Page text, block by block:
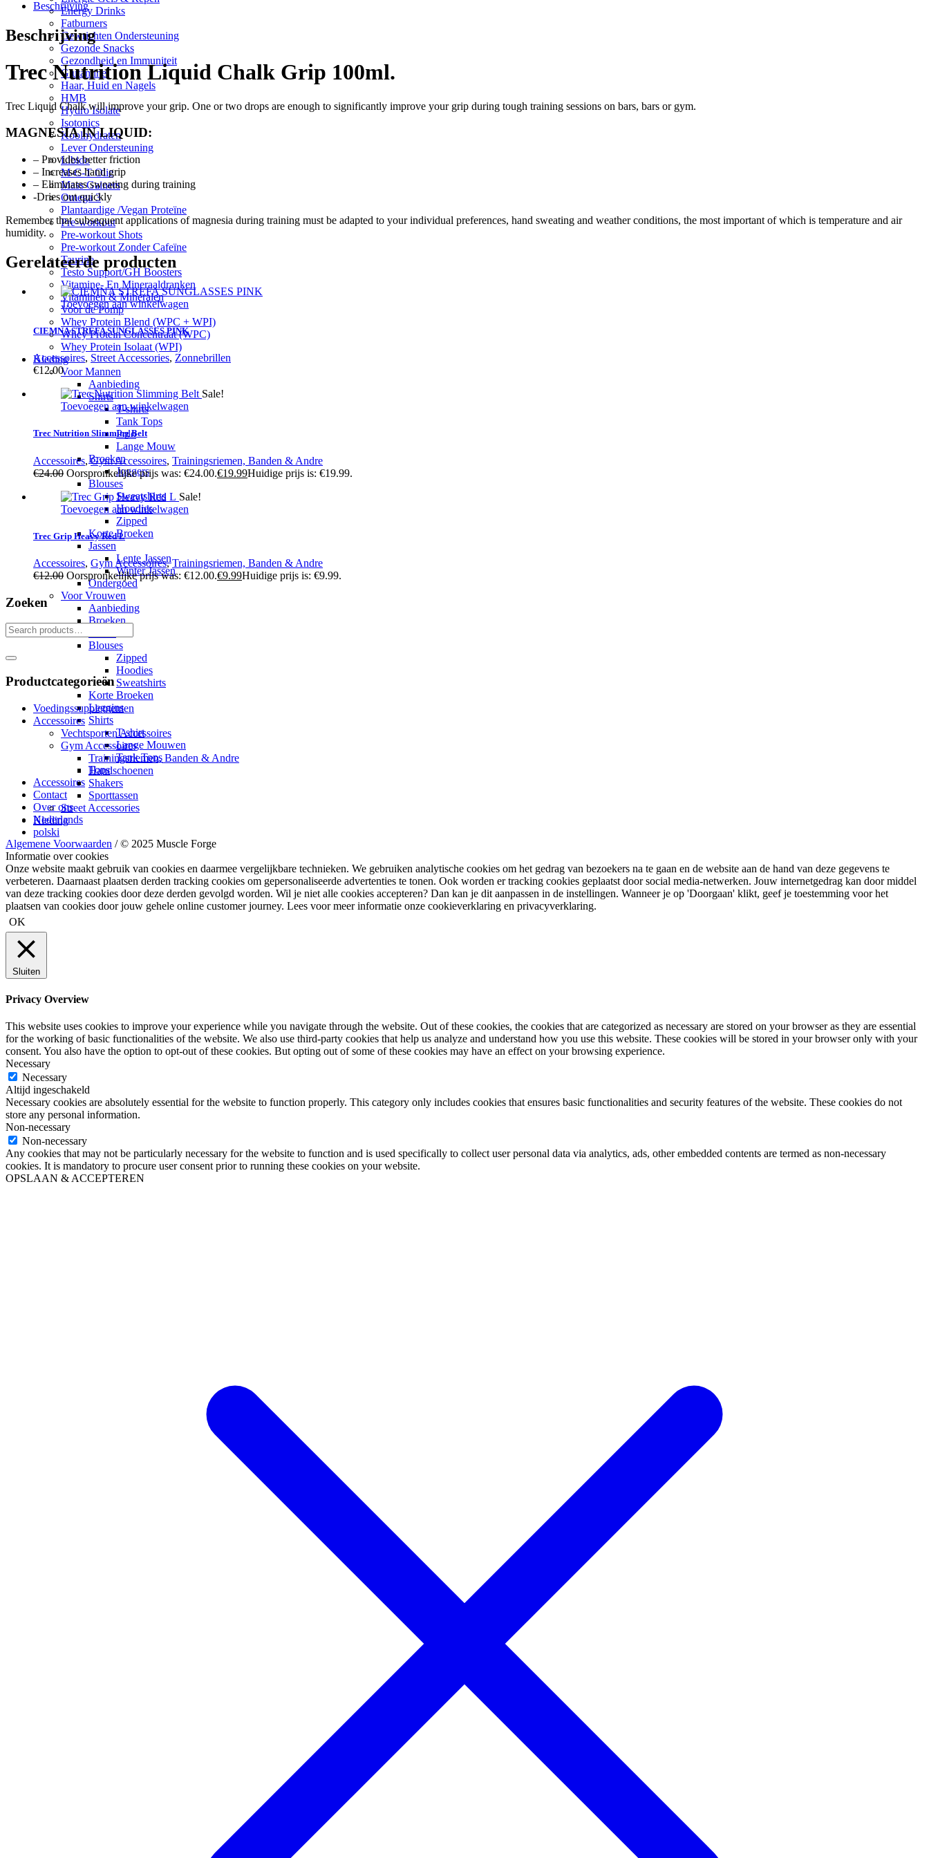
Energy Drinks
Fatburners
Gewrichten Ondersteuning
Gezonde Snacks
Gezondheid en Immuniteit
Glutamine
Haar, Huid en Nagels
HMB
Hydro Isolate
Isotonics
Koolhydraten
Lever Ondersteuning
Libido
M-C-T Olie
Mass Gainers
Omega 3
Plantaardige /Vegan Proteïne
Pre-workout
Pre-workout Shots
Pre-workout Zonder Cafeïne
Taurine
Testo Support/GH Boosters
Vitamine- En Mineraaldranken
Vitaminen & Mineralen
Voor de Pomp
Whey Protein Blend (WPC + WPI)
Whey Protein Concentraat (WPC)
Whey Protein Isolaat (WPI)
Kleding
Voor Mannen
Aanbieding
Shirts
T-shirts
Tank Tops
Polo
Lange Mouw
Broeken
Joggers
Blouses
Sweatshirts
Hoodies
Zipped
Korte Broeken
Jassen
Lente Jassen
Winter Jassen
Ondergoed
Voor Vrouwen
Aanbieding
Broeken
Blouses
Zipped
Hoodies
Sweatshirts
Korte Broeken
Leggins
Shirts
T-shirt
Lange Mouwen
Tank Tops
Tops
Accessoires
Contact
Over ons
Nederlands
polski
Beschrijving
Beschrijving
Trec Nutrition Liquid Chalk Grip 100ml.
Trec Liquid Chalk will improve your grip. One or two drops are enough to significantly improve your grip during tough training sessions on bars, bars or gym.
MAGNESIA IN LIQUID:
– Provides better friction
– Increases hand grip
– Eliminates sweating during training
-Dries out quickly
Remember that subsequent applications of magnesia during training must be adapted to your individual preferences, hand sweating and weather conditions, the most important of which is temperature and air
humidity.
Gerelateerde producten
Toevoegen aan winkelwagen
CIEMNA STREFA SUNGLASSES PINK
Accessoires, Street Accessories, Zonnebrillen
€12.00
Sale!
Toevoegen aan winkelwagen
Trec Nutrition Slimming Belt
Accessoires,Gym Accessoires, Trainingsriemen, Banden & Andre
€24.00 Oorspronkelijke prijs was: €24.00.€19.99Huidige prijs is: €19.99.
Sale!
Toevoegen aan winkelwagen
Trec Grip Heavy Red L
Accessoires, Gym Accessoires,Trainingsriemen, Banden & Andre
€12.00 Oorspronkelijke prijs was: €12.00.€9.99Huidige prijs is: €9.99.
Zoeken
Productcategorieën
Voedingssupplementen
Accessoires
Vechtsporten Accessoires
Gym Accessoires
Trainingsriemen, Banden & Andre
Handschoenen
Shakers
Sporttassen
Street Accessories
Kleding
Algemene Voorwaarden / © 2025 Muscle Forge
Informatie over cookies
Onze website maakt gebruik van cookies en daarmee vergelijkbare technieken. We gebruiken analytische cookies om het gedrag van bezoekers na te gaan en de website aan de hand van deze gegevens te
verbeteren. Daarnaast plaatsen derden tracking cookies om gepersonaliseerde advertenties te tonen. Ook worden er tracking cookies geplaatst door social media-netwerken. Jouw internetgedrag kan door middel
van deze tracking cookies door deze derden gevolgd worden. Wil je niet alle cookies accepteren? Dan kan je dit aanpassen in de instellingen. Wanneer je op 'Doorgaan' klikt, geef je toestemming voor het
plaatsen van cookies door jouw gehele online customer journey. Lees voor meer informatie onze cookieverklaring en privacyverklaring.
OK
Sluiten
Privacy Overview
This website uses cookies to improve your experience while you navigate through the website. Out of these cookies, the cookies that are categorized as necessary are stored on your browser as they are essential
for the working of basic functionalities of the website. We also use third-party cookies that help us analyze and understand how you use this website. These cookies will be stored in your browser only with your
consent. You also have the option to opt-out of these cookies. But opting out of some of these cookies may have an effect on your browsing experience.
Necessary
Necessary
Altijd ingeschakeld
Necessary cookies are absolutely essential for the website to function properly. This category only includes cookies that ensures basic functionalities and security features of the website. These cookies do not
store any personal information.
Non-necessary
Non-necessary
Any cookies that may not be particularly necessary for the website to function and is used specifically to collect user personal data via analytics, ads, other embedded contents are termed as non-necessary
cookies. It is mandatory to procure user consent prior to running these cookies on your website.
OPSLAAN & ACCEPTEREN